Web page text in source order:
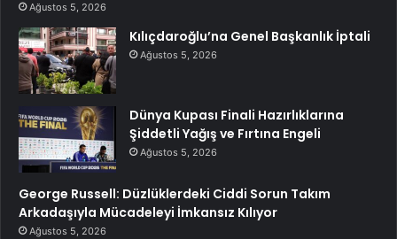
Ağustos 5, 2026
Kılıçdaroğlu’na Genel Başkanlık İptali
Ağustos 5, 2026
Dünya Kupası Finali Hazırlıklarına
Şiddetli Yağış ve Fırtına Engeli
Ağustos 5, 2026
George Russell: Düzlüklerdeki Ciddi Sorun Takım
Arkadaşıyla Mücadeleyi İmkansız Kılıyor
Ağustos 5, 2026